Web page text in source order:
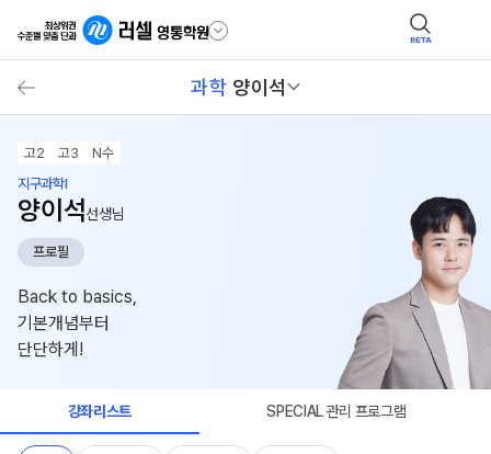
BETA
과학 양이석
고2 고3
N수
지구과학I
양이석선생님
프로필
Back to basics,
기본개념부터
단단하게!
강좌리스트 SPECIAL 관리 프로그램